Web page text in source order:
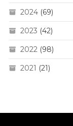
2024(69)
2023 (42)
2022 (98)
2021 (21)